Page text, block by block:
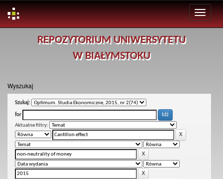
REPOZYTORIUM UNIWERSYTETU
W BIAŁYMSTOKU
Wyszukaj
Szukaj:
for
Aktualne filtry: